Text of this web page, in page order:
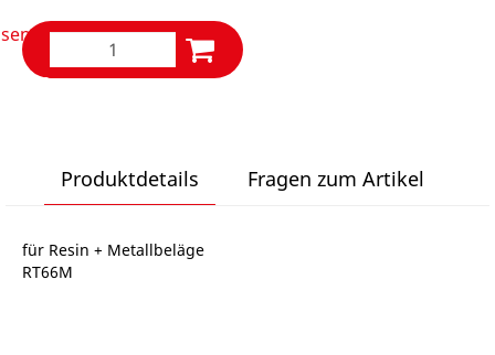
Produktdetails Fragen zum Artikel
für Resin + Metallbeläge
RT66M